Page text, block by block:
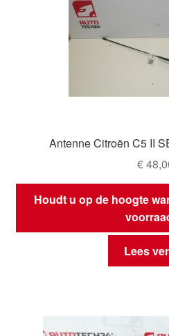
Antenne Citroën C5 II
€
Houdt u op de hoogte
Lees